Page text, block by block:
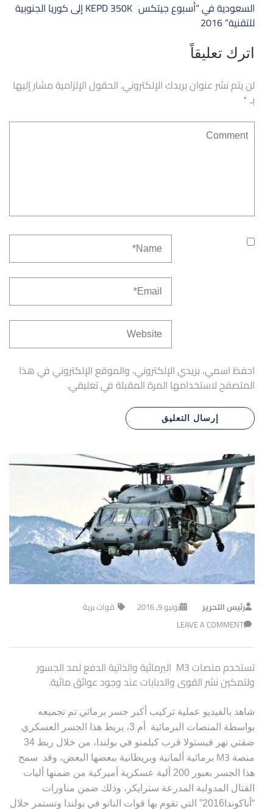
المقالات
KEPD 350K إلى كوريا الجنوبية السعودية في “أسبوع جيتكس
للتقنية” 2016
اترك تعليقاً
لن يتم نشر عنوان بريدك الإلكتروني. الحقول الإلزامية مشار إليها
بـ*
احفظ اسمي، بريدي الإلكتروني، والموقع الإلكتروني في هذا
المتصفح لاستخدامها المرة المقبلة في تعليقي.
رئيس التحرير يونيو 9, 2016
قوات برية
LEAVE A COMMENT
تستخدم منصات M3 البرمائية والذاتية الدفع لمد الجسور
ولتمكين نشر القوى والدبابات عند وجود عوائق مائية.
شاهد بالفيديو عملية تركيب أكبر جسر برمائي تم تجميعه
بواسطة المنصات البرمائية أم 3،
يربط هذا الجسر العسكري
ضفتي نهر فيستولا قرب كيلمنو في بولندا، من خلال ربط 34
منصة M3 برمائية ألمانية وبريطانية ببعضها البعض، وقد سمح
هذا الجسر بعبور 200 ألية عسكرية أميركية من ضمنها أليات
القتال المدولبة المدرعة سترايكر، وذلك ضمن مناورات
“أناكوندا2016” التي تقوم بها قوات الناتو في بولندا وتستمر خلال